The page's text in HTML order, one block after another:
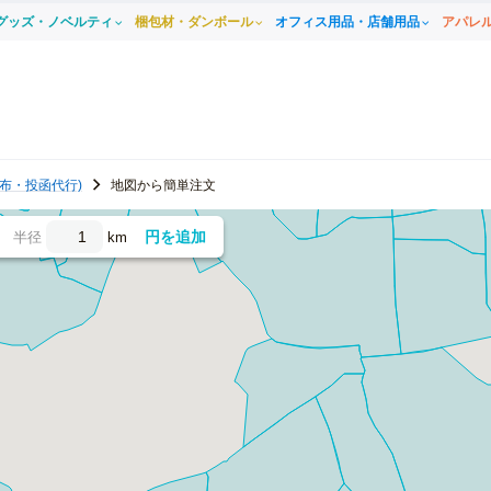
ッズ・ノベルティ 梱包材・ダンボール オフィス用品・店舗用品 アパレ
・投函代行) 地図から簡単注文
半径 km 円を追加